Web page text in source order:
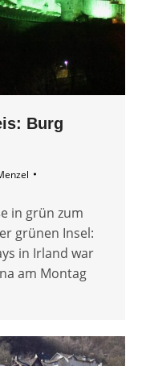
Burg
in grün zum
grünen Insel:
in Irland war
am Montag